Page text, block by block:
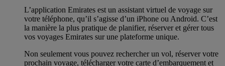
L’application Emirates est un assistant virtuel de voyage sur
votre téléphone, qu’il s’agisse d’un iPhone ou Android. C’est
la manière la plus pratique de planifier, réserver et gérer tous
vos voyages Emirates sur une plateforme unique.
Non seulement vous pouvez rechercher un vol, réserver votre
prochain voyage, télécharger votre carte d’embarquement et